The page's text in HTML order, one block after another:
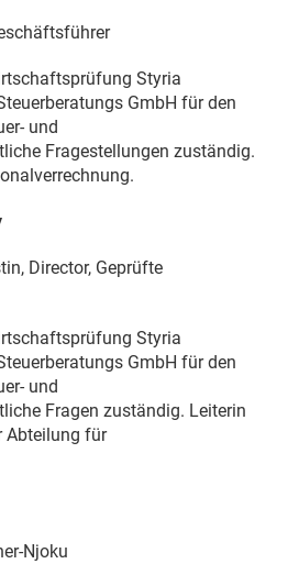
Styria
GmbH für den
und
Fragestellungen zuständig.
Director, Geprüfte
Styria
GmbH für den
und
Fragen zuständig. Leiterin
Abteilung für
Njoku